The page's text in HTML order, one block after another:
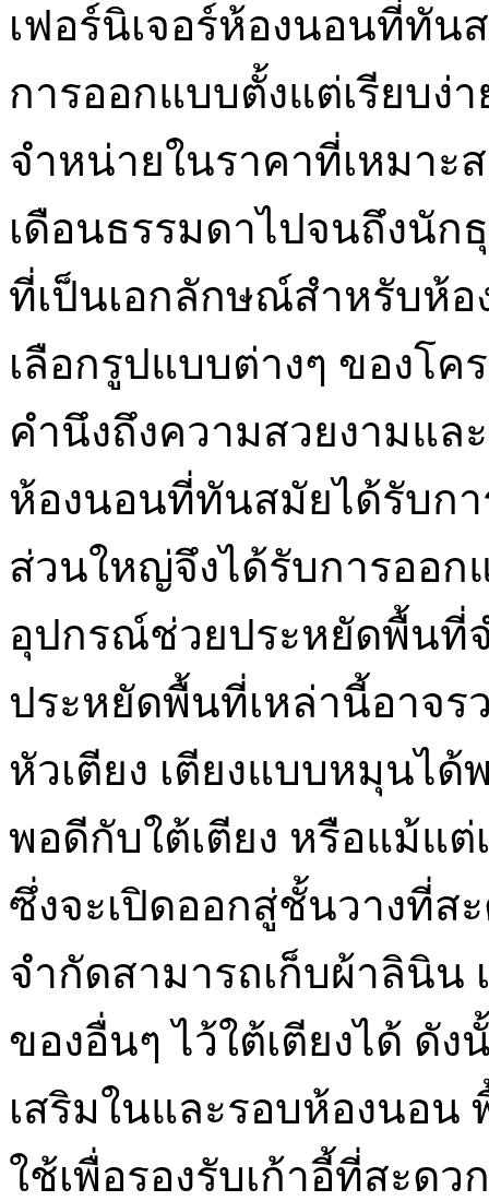
เฟอร์นิเจอร์ห้องนอนที่ทั
การออกแบบตั้งแต่เรียบง่
จำหน่ายในราคาที่เหมา
เดือนธรรมดาไปจนถึงนัก
ที่เป็นเอกลักษณ์สำหรับห้
เลือกรูปแบบต่างๆ ของโ
คำนึงถึงความสวยงามแล
ห้องนอนที่ทันสมัยได้รับก
ส่วนใหญ่จึงได้รับการออ
อุปกรณ์ช่วยประหยัดพื้นที่
ประหยัดพื้นที่เหล่านี้อาจ
หัวเตียง เตียงแบบหมุนไ
พอดีกับใต้เตียง หรือแม้แ
ซึ่งจะเปิดออกสู่ชั้นวางที่
จำกัดสามารถเก็บผ้าลินิน
ของอื่นๆ ไว้ใต้เตียงได้ ดั
เสริมในและรอบห้องนอน
ใช้เพื่อรองรับเก้าอี้ที่สะด